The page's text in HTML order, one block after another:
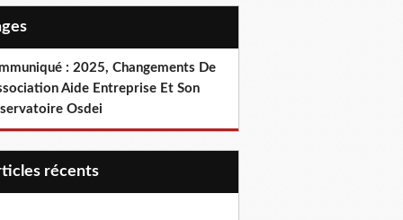
: 2025, Changements De
Aide Entreprise Et Son
Osdei
récents